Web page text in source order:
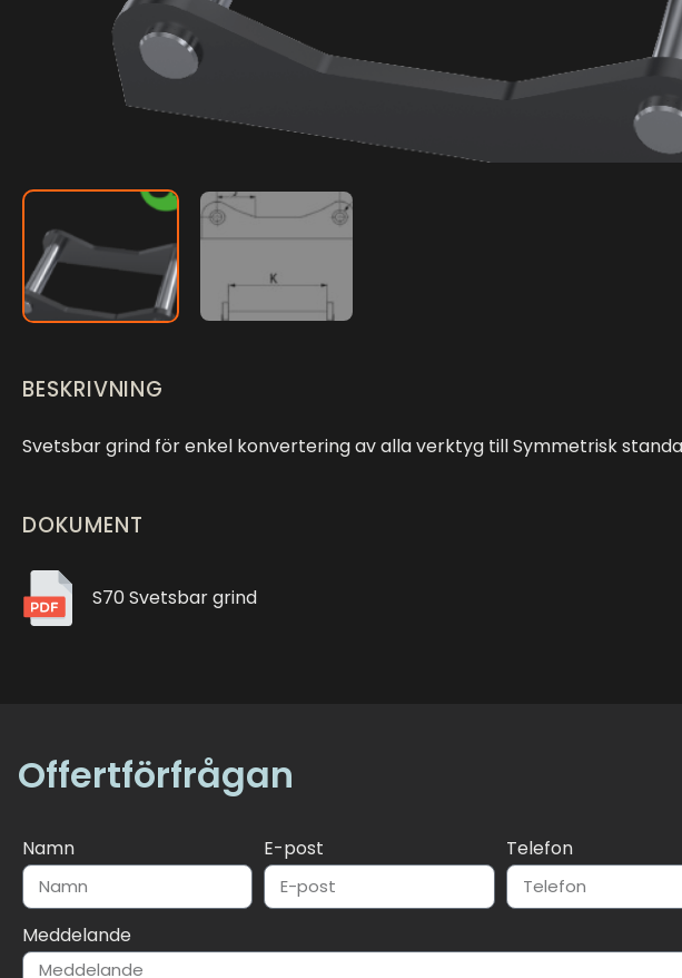
BESKRIVNING
Svetsbar grind för enkel konvertering av alla verktyg till Symmetrisk
DOKUMENT
S70 Svetsbar grind
Offertförfrågan
Namn E-post Telefon
Meddelande